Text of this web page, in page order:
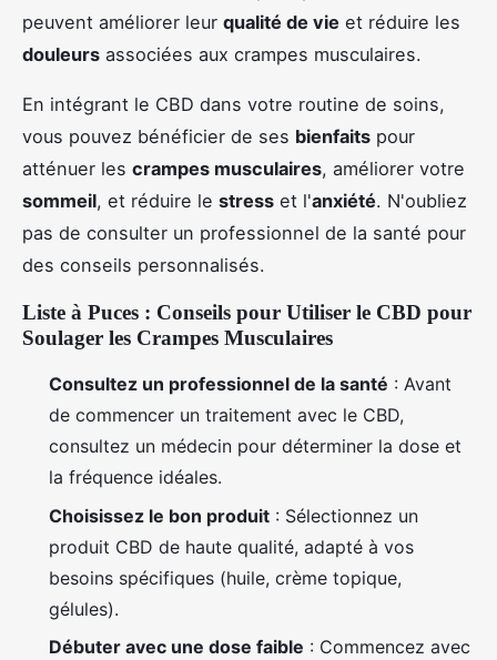
peuvent améliorer leur qualité de vie et réduire les
douleurs associées aux crampes musculaires.
En intégrant le CBD dans votre routine de soins,
vous pouvez bénéficier de ses bienfaits pour
atténuer les crampes musculaires, améliorer votre
sommeil, et réduire le stress et l'anxiété. N'oubliez
pas de consulter un professionnel de la santé pour
des conseils personnalisés.
Liste à Puces : Conseils pour Utiliser le CBD pour
Soulager les Crampes Musculaires
Consultez un professionnel de la santé : Avant
de commencer un traitement avec le CBD,
consultez un médecin pour déterminer la dose et
la fréquence idéales.
Choisissez le bon produit : Sélectionnez un
produit CBD de haute qualité, adapté à vos
besoins spécifiques (huile, crème topique,
gélules).
Débuter avec une dose faible : Commencez avec